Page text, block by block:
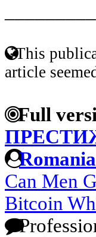
This
article
Full
Can Men
Bitcoin